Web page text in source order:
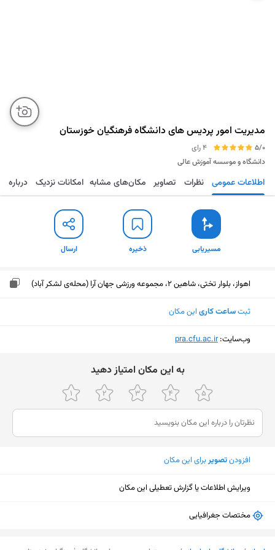
مدیریت امور پردیس های دانشگاه فرهنگیان خوزستان
5/0
4 رای
دانشگاه و موسسه آموزش عالی
مسیریابی ذخیره ارسال اطلاعات عمومی نظرات تصاویر مکان‌های مشابه امکانات نزدیک درباره
مسیریابی ذخیره ارسال
اهواز، بلوار تختی، شاهین 2، مجموعه ورزشی جهان آرا (محله‌ی لشکر آباد)
ثبتساعت کاری این مکان
وب‌سایت:‎pra.cfu.ac.ir
ﺑﻪ اﯾﻦ ﻣﮑﺎن اﻣﺘﯿﺎز دﻫﯿﺪ
افزودنتصویربرای این مکان
ویرایش اطلاعات یا گزارش تعطیلی این مکان
مختصات جغرافیایی